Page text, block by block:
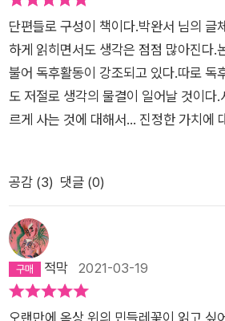
던 추억이 있다. 도시태생이라도 현재의
경 속에서 자랐을 것이다. 어른들은 삭
마음이 안주할 추억을 간직하고 살아가
콘크리트로 둘러싸인 공간에서 부드럽고
을 아는 아이는 드문 것 같다. 가상현실
에서 친구를 만나며 점점 자연과는 동떨
그들이 보는 것은 무슨 사고가 터지면 집
고 생각하는 어른들이다. 이런 환경 속에
것이 아이들의 최고 가치관으로 형성될
말하고 싶었던 주제-눈에 보이지 않는 마
영혼을 가지고 올바른 마음의 잣대를 가
현실 속에서도 노랗게 꽃 피울 수 있는 [
단편들로 구성이 책이다.박완서 님의 글
하게 읽히면서도 생각은 점점 많아진다.
불어 독후활동이 강조되고 있다.따로 독
도 저절로 생각의 물결이 일어날 것이다
르게 사는 것에 대해서... 진정한 가치에
이들은 공부를 참 많이 한다.공부를 많이
속에서 바르게 펼쳐나가야 하는데깊게
어르신들의 삶의 경험과 고민들이 이야
아이들과 같이 읽고 각 단편의 갈등 상황
면백 마디 교훈보다 값진 것을 얻을 수 있
공감 (3) 댓글 (0)
적막 2021-03-19
오랜만에 옥상 위의 민들레꽃이 읽고 싶